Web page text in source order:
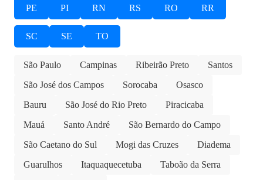
PE PI RN RS RO RR
SC SE TO
São Paulo Campinas Ribeirão Preto
Santos
São José dos Campos
Sorocaba
Osasco
Bauru
São José do Rio Preto
Piracicaba
Mauá
Santo André
São Bernardo do Campo
São Caetano do Sul
Mogi das Cruzes
Diadema
Guarulhos
Itaquaquecetuba
Taboão da Serra